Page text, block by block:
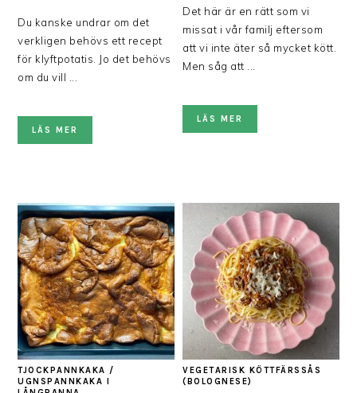
Du kanske undrar om det
verkligen behövs ett recept
för klyftpotatis. Jo det behövs
om du vill ...
LÄS MER
Det här är en rätt som vi
missat i vår familj eftersom
att vi inte äter så mycket kött.
Men såg att ...
LÄS MER
TJOCKPANNKAKA /
UGNSPANNKAKA I
VEGETARISK KÖTTFÄRSSÅS
(BOLOGNESE)